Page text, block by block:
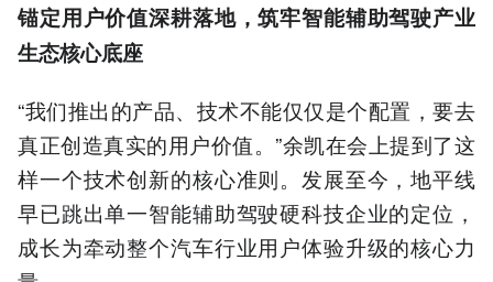
锚定用户价值深耕落地，筑牢智能辅助驾驶产业
生态核心底座
“我们推出的产品、技术不能仅仅是个配置，要去
真正创造真实的用户价值。”余凯在会上提到了这
样一个技术创新的核心准则。发展至今，地平线
早已跳出单一智能辅助驾驶硬科技企业的定位，
成长为牵动整个汽车行业用户体验升级的核心力